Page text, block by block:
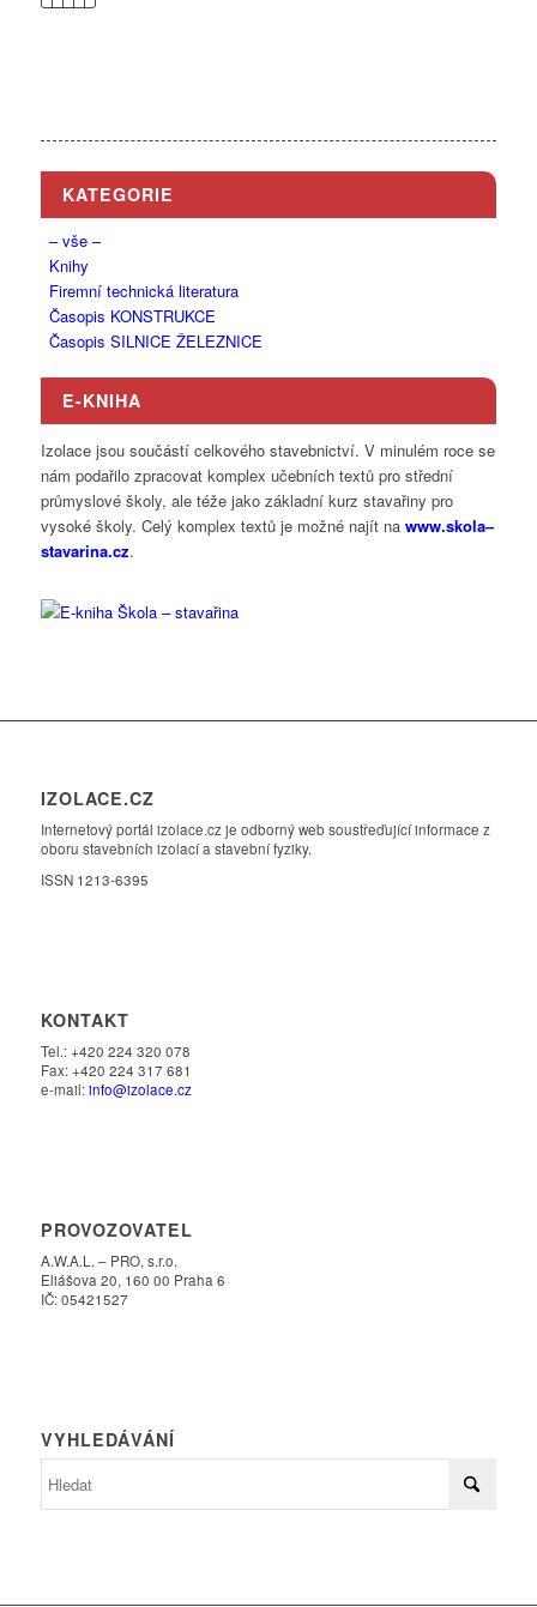
KATEGORIE
– vše –
Knihy
Firemní technická literatura
Časopis KONSTRUKCE
Časopis SILNICE ŽELEZNICE
E-KNIHA
Izolace jsou součástí celkového stavebnictví. V minulém roce se
nám podařilo zpracovat komplex učebních textů pro střední
průmyslové školy, ale téže jako základní kurz stavařiny pro
vysoké školy. Celý komplex textů je možné najít na www.skola–
stavarina.cz.
IZOLACE.CZ
Internetový portál izolace.cz je odborný web soustřeďující informace z
oboru stavebních izolací a stavební fyziky.
ISSN 1213-6395
KONTAKT
Tel.: +420 224 320 078
Fax: +420 224 317 681
e-mail:info@izolace.cz
PROVOZOVATEL
A.W.A.L. – PRO, s.r.o.
Eliášova 20, 160 00 Praha 6
IČ: 05421527
VYHLEDÁVÁNÍ